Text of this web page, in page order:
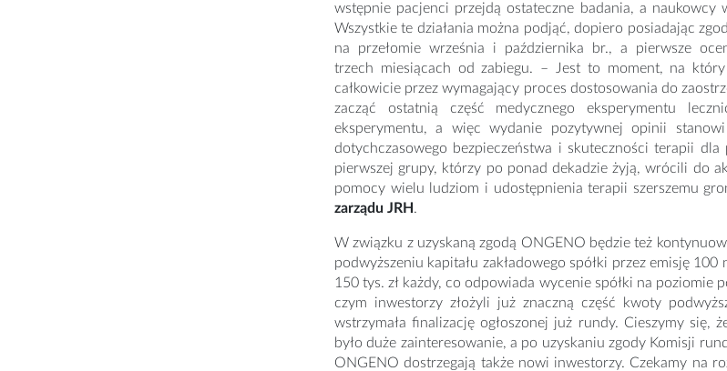
wstępnie pacjenci przejdą ostateczne badania, a naukowcy
Wszystkie te działania można podjąć, dopiero posiadając
na przełomie września i października br., a pierwsze
trzech miesiącach od zabiegu. – Jest to moment, na
całkowicie przez wymagający proces dostosowania do
zacząć ostatnią część medycznego eksperymentu
eksperymentu, a więc wydanie pozytywnej opinii
dotychczasowego bezpieczeństwa i skuteczności terapii
pierwszej grupy, którzy po ponad dekadzie żyją, wrócili do
pomocy wielu ludziom i udostępnienia terapii szerszemu
zarządu JRH .
W związku z uzyskaną zgodą ONGENO będzie też
podwyższeniu kapitału zakładowego spółki przez emisję
150 tys. zł każdy, co odpowiada wycenie spółki na
czym inwestorzy złożyli już znaczną część kwoty
wstrzymała finalizację ogłoszonej już rundy. Cieszymy
było duże zainteresowanie, a po uzyskaniu zgody Komisji
ONGENO dostrzegają także nowi inwestorzy. Czekamy na